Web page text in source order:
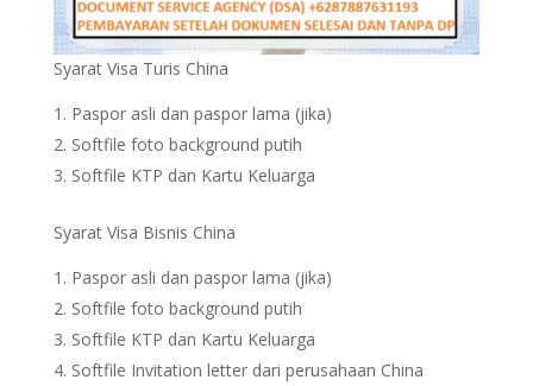
Syarat Visa Turis China
Paspor asli dan paspor lama (jika)
Softfile foto background putih
Softfile KTP dan Kartu Keluarga
Syarat Visa Bisnis China
Paspor asli dan paspor lama (jika)
Softfile foto background putih
Softfile KTP dan Kartu Keluarga
Softfile Invitation letter dari perusahaan China